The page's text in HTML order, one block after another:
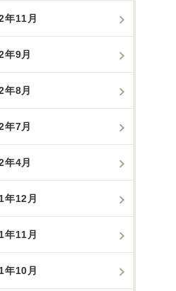
年11月
年9月
年8月
年7月
年4月
年12月
年11月
年10月